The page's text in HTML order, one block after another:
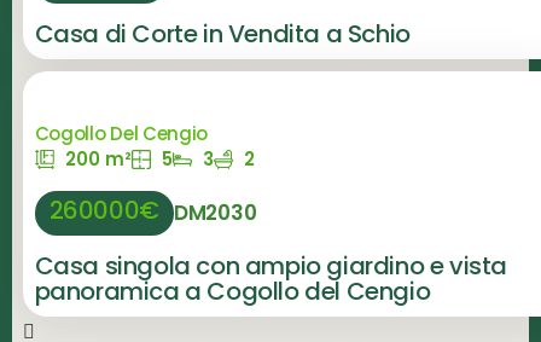
Casa di Corte in Vendita a Schio
Cogollo Del Cengio
200 m²
5 3 2
260000€ DM2030
Casa singola con ampio giardino e vista
panoramica a Cogollo del Cengio